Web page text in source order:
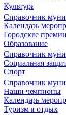
Культура
Справочник
Календарь
Городские
Образование
Справочник
Социальная
Спорт
Справочник
Наши чемпионы
Календарь
Туризм и отдых